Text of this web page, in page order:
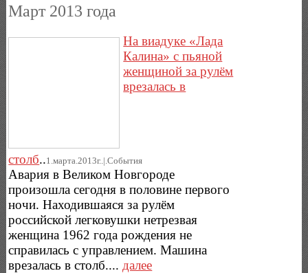
Март 2013 года
На виадуке «Лада
Калина» с пьяной
женщиной за рулём
врезалась в
столб..1.марта.2013г..|.Cобытия
Авария в Великом Новгороде
произошла сегодня в половине первого
ночи. Находившаяся за рулём
российской легковушки нетрезвая
женщина 1962 года рождения не
справилась с управлением. Машина
врезалась в столб.... далее